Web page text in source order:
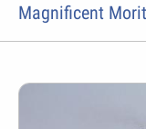
Magnificent